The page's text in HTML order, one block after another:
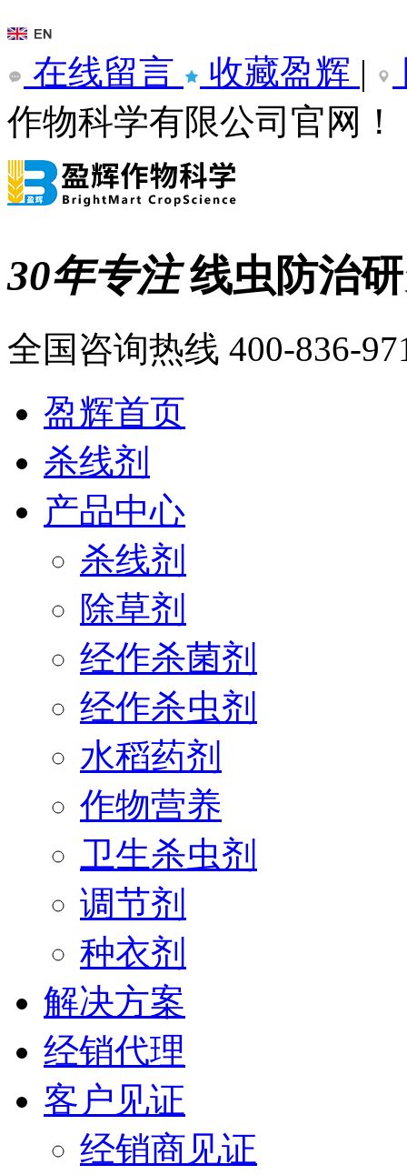
在线留言 收藏盈辉 |
作物科学有限公司官网！
30年专注线虫防治
全国咨询热线 400-836-
盈辉首页
杀线剂
产品中心
杀线剂
除草剂
经作杀菌剂
经作杀虫剂
水稻药剂
作物营养
卫生杀虫剂
调节剂
种衣剂
解决方案
经销代理
客户见证
经销商见证